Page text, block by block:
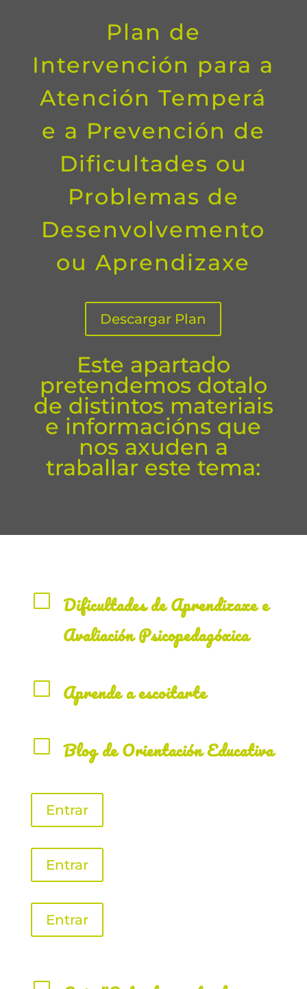
Plan de
Intervención para a
Atención Temperá
e a Prevención de
Dificultades ou
Problemas de
Desenvolvemento
ou Aprendizaxe
Descargar Plan
Este apartado
pretendemos dotalo
de distintos materiais
e informacións que
nos axuden a
traballar este tema:
V
Dificultades de Aprendizaxe e
Avaliación Psicopedagóxica
V Aprende a escoitarte
V Blog de Orientación Educativa
Entrar
Entrar
Entrar